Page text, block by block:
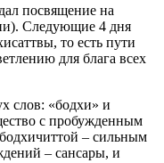
посвящение на
Следующие 4 дня
то есть пути
для блага всех
слов: «бодхи» и
с пробужденным
– сильным
– сансары, и